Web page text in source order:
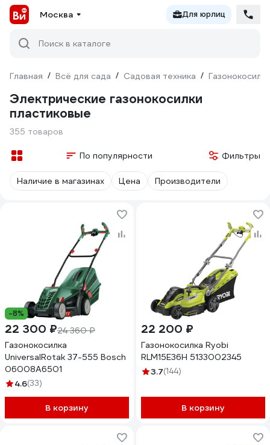
Москва Для юрлиц
Поиск в каталоге
Главная / Всё для сада / Садовая техника / Газонокосилки
Электрические газонокосилки
пластиковые
355 товаров
По популярности Фильтры
Наличие в магазинах Цена Производители
-8%
22 300 ₽24 360 ₽
Газонокосилка
UniversalRotak 37-555 Bosch
06008A6501
4.6(33)
В корзину
22 200 ₽
Газонокосилка Ryobi
RLM15E36H 5133002345
3.7(144)
В корзину